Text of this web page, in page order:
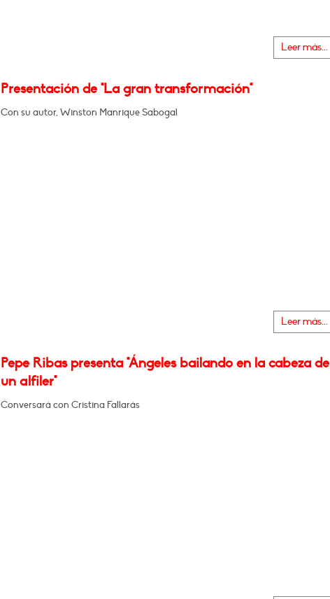
Leer más...
Presentación de "La gran transformación"
Con su autor, Winston Manrique Sabogal
Leer más...
Pepe Ribas presenta "Ángeles bailando en la cabeza de
un alfiler"
Conversará con Cristina Fallarás